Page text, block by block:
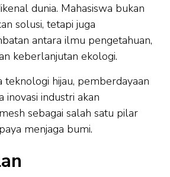
dunia. Mahasiswa bukan
solusi, tetapi juga
antara ilmu pengetahuan,
keberlanjutan ekologi.
teknologi hijau, pemberdayaan
inovasi industri akan
sebagai salah satu pilar
menjaga bumi.